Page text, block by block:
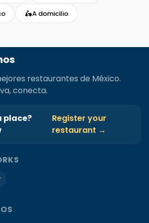
🛵A domicilio
restaurantes de México.
conecta.
place?
Register your
restaurant →